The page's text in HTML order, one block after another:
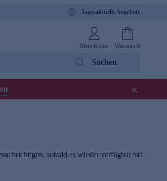
Tagesaktuelle Angebote
Mein Konto Warenkorb
Suchen
sobald es wieder verfügbar ist!